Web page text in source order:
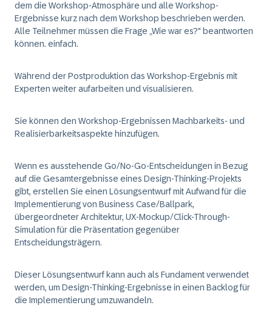
dem die Workshop-Atmosphäre und alle Workshop-
Ergebnisse kurz nach dem Workshop beschrieben werden.
Alle Teilnehmer müssen die Frage „Wie war es?" beantworten
können. einfach.
Während der Postproduktion das Workshop-Ergebnis mit
Experten weiter aufarbeiten und visualisieren.
Sie können den Workshop-Ergebnissen Machbarkeits- und
Realisierbarkeitsaspekte hinzufügen.
Wenn es ausstehende Go/No-Go-Entscheidungen in Bezug
auf die Gesamtergebnisse eines Design-Thinking-Projekts
gibt, erstellen Sie einen Lösungsentwurf mit Aufwand für die
Implementierung von Business Case/Ballpark,
übergeordneter Architektur, UX-Mockup/Click-Through-
Simulation für die Präsentation gegenüber
Entscheidungsträgern.
Dieser Lösungsentwurf kann auch als Fundament verwendet
werden, um Design-Thinking-Ergebnisse in einen Backlog für
die Implementierung umzuwandeln.